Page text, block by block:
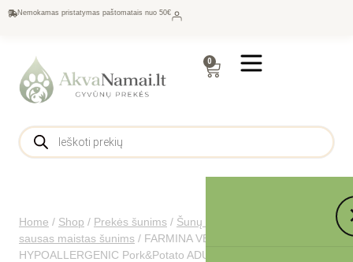
Nemokamas pristatymas paštomatais nuo 50€
0
Home / Shop / Prekės šunims / Šunų maistas
sausas maistas šunims / FARMINA VET LIFE – DOG Dry
HYPOALLERGENIC Pork&Potato ADULT 2 kg